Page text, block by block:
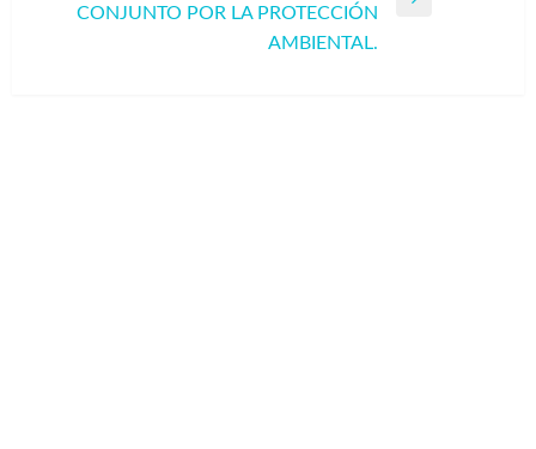
Entrada
CONJUNTO POR LA PROTECCIÓN
AMBIENTAL.